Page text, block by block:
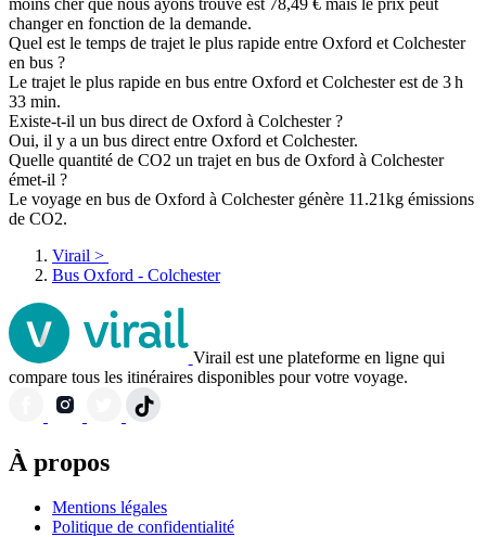
changer en fonction de la demande.
Quel est le temps de trajet le plus rapide entre Oxford et Colchester
en bus ?
Le trajet le plus rapide en bus entre Oxford et Colchester est de 3 h
33 min.
Existe-t-il un bus direct de Oxford à Colchester ?
Oui, il y a un bus direct entre Oxford et Colchester.
Quelle quantité de CO2 un trajet en bus de Oxford à Colchester
émet-il ?
Le voyage en bus de Oxford à Colchester génère 11.21kg émissions
de CO2.
Virail >
Bus Oxford - Colchester
Virail est une plateforme en ligne qui
compare tous les itinéraires disponibles pour votre voyage.
À propos
Mentions légales
Politique de confidentialité